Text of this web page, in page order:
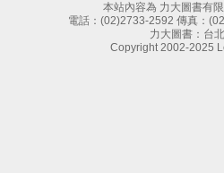
本站內容為 力大圖書有
電話： (02)2733-2592 傳真：
力大圖書：台
Copyright 2002-2025